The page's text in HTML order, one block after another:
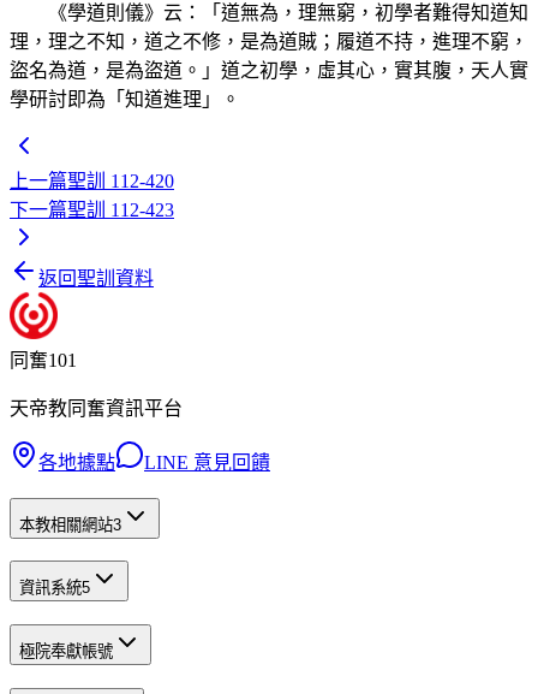
《學道則儀》云：「道無為，理無窮，初學者難得知道知
理，理之不知，道之不修，是為道賊；履道不持，進理不窮，
盜名為道，是為盜道。」道之初學，虛其心，實其腹，天人實
學研討即為「知道進理」。
上一篇聖訓 112-420
下一篇聖訓 112-423
返回聖訓資料
同奮101
天帝教同奮資訊平台
各地據點 LINE 意見回饋
本教相關網站3
資訊系統5
極院奉獻帳號